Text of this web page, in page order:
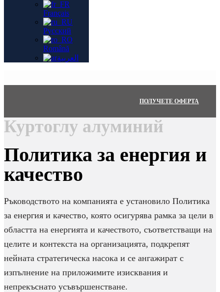
Français
Русский
Română
العربية
ПОЛУЧЕТЕ ОФЕРТА
Куртоглу алуминий
Политика за енергия и
качество
Ръководството на компанията е установило Политика
за енергия и качество, която осигурява рамка за цели в
областта на енергията и качеството, съответстващи на
целите и контекста на организацията, подкрепят
нейната стратегическа насока и се ангажират с
изпълнение на приложимите изисквания и
непрекъснато усъвършенстване.